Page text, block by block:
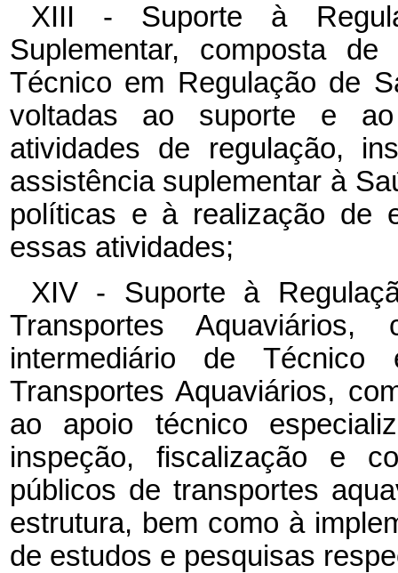
XIII - Suporte à
Suplementar, composta
Técnico em Regulação de
voltadas ao suporte e
atividades de regulação,
assistência suplementar à
políticas e à realização de
essas atividades;
XIV - Suporte à
Transportes
intermediário de
Transportes Aquaviários,
ao apoio técnico
inspeção, fiscalização e
públicos de transportes
estrutura, bem como à
de estudos e pesquisas